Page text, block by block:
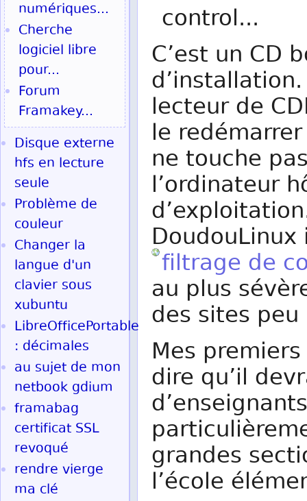
control...
C’est un CD
lecteur de
le
ne touche
l’ordinateur
filtrage de
au plus
des sites
Mes
dire qu’il
grandes
l’école
numériques...
Cherche
logiciel libre
pour...
Forum
Framakey...
Disque externe
hfs en lecture
seule
Problème de
couleur
Changer la
langue d'un
clavier sous
xubuntu
LibreOfficePortable
: décimales
au sujet de mon
netbook gdium
framabag
certificat SSL
revoqué
rendre vierge
ma clé